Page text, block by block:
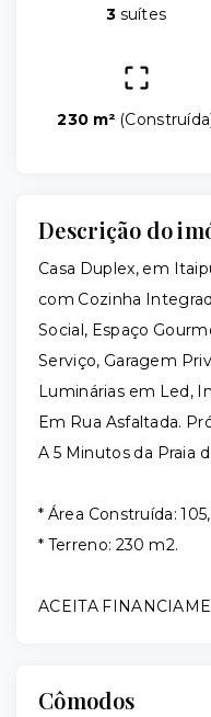
3suítes
230 m² (Construída
Descrição do
Casa Duplex, em
com Cozinha
Social, Espaço
Serviço, Garagem
Luminárias em Led,
Em Rua Asfaltada.
A 5 Minutos da Praia
* Área Construída:
* Terreno: 230 m2.
ACEITA
Cômodos